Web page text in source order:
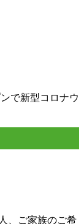
で新型コロナウ
、ご家族のご希